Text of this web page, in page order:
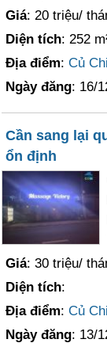
Giá: 20 triệu/
Diện tích: 252
Địa điểm:Củ Chi
Ngày đăng: 16/
Cần sang lại
ổn định
Giá: 30 triệu/
Diện tích:
Địa điểm:Củ Chi
Ngày đăng: 13/